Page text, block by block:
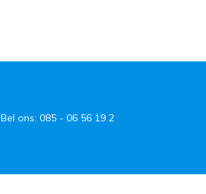
Bel ons: 085 - 06 56 19 2